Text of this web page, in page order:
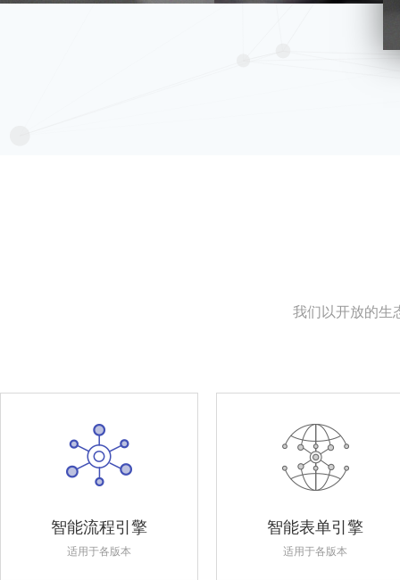
我们以开放的生
智能流程引擎
适用于各版本
智能表单引擎
适用于各版本